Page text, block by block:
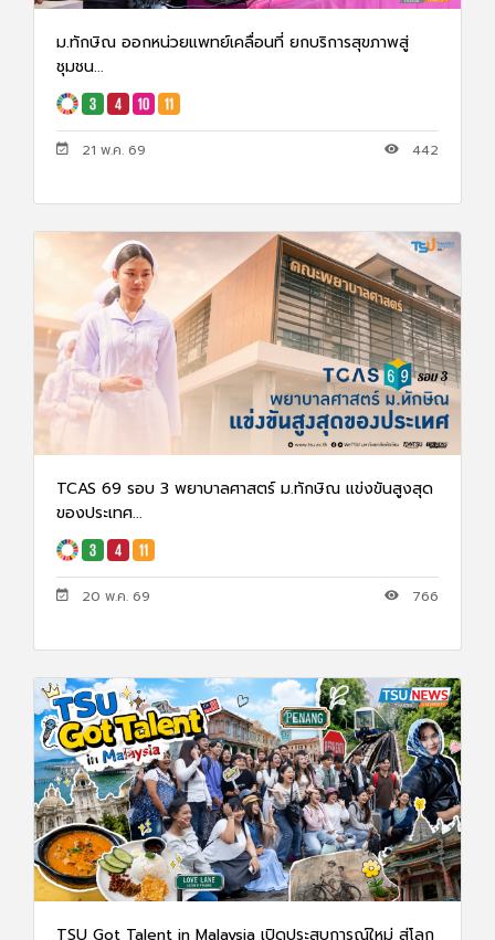
ม.ทักษิณ ออกหน่วยแพทย์เคลื่อนที่ ยกบริการสุขภาพสู่
ชุมชน...
21 พ.ค. 69 442
TCAS 69 รอบ 3 พยาบาลศาสตร์ ม.ทักษิณ แข่งขันสูงสุด
ของประเทศ...
20 พ.ค. 69 766
TSU Got Talent in Malaysia เปิดประสบการณ์ใหม่ สู่โลก